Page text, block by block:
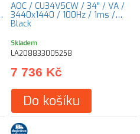
AOC / CU34V5CW / 34" / VA /
3440x1440 / 100Hz / 1ms /
Black
Skladem
LA208833005258
7 736 Kč
Do košíku